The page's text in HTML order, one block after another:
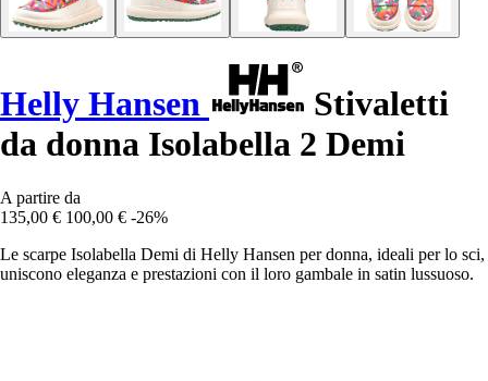
Helly Hansen
Stivaletti
da donna Isolabella 2 Demi
A partire da
135,00 € 100,00 € -26%
Le scarpe Isolabella Demi di Helly Hansen per donna, ideali per lo sci,
uniscono eleganza e prestazioni con il loro gambale in satin lussuoso.